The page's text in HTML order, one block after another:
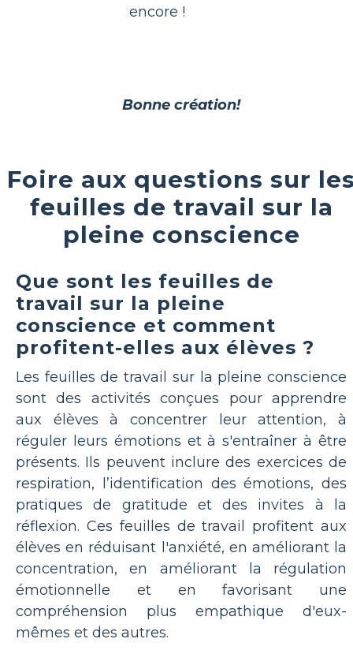
encore !
Bonne création!
Foire aux questions sur
feuilles de travail sur la
pleine conscience
Que sont les feuilles de
travail sur la pleine
conscience et comment
profitent-elles aux élèves ?
Les feuilles de travail sur la pleine conscience
sont des activités conçues pour apprendre
aux élèves à concentrer leur attention, à
réguler leurs émotions et à s'entraîner à être
présents. Ils peuvent inclure des exercices de
respiration, l’identification des émotions, des
pratiques de gratitude et des invites à la
réflexion. Ces feuilles de travail profitent aux
élèves en réduisant l'anxiété, en améliorant la
concentration, en améliorant la régulation
émotionnelle et en favorisant une
compréhension plus empathique d'eux-
mêmes et des autres.